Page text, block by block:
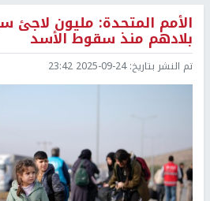
الأمم المتحدة: مليون لاجئ
بلادهم منذ سقوط الأسد
تم النشر بتاريخ:2025-09-24 23:42